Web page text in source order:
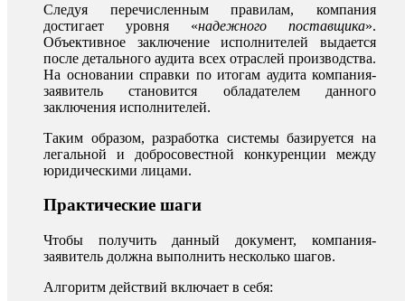
Следуя перечисленным правилам, компания
достигает уровня «надежного поставщика».
Объективное заключение исполнителей выдается
после детального аудита всех отраслей производства.
На основании справки по итогам аудита компания-
заявитель становится обладателем данного
заключения исполнителей.
Таким образом, разработка системы базируется на
легальной и добросовестной конкуренции между
юридическими лицами.
Практические шаги
Чтобы получить данный документ, компания-
заявитель должна выполнить несколько шагов.
Алгоритм действий включает в себя: